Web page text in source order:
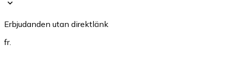
Erbjudanden utan direktlänk
fr.